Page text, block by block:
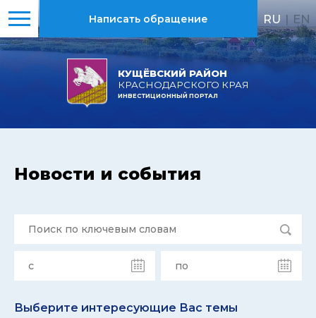
КУЩЁВСКИЙ РАЙОН
КРАСНОДАРСКОГО КРАЯ
ИНВЕСТИЦИОННЫЙ ПОРТАЛ
Написать обращение RU | EN
Новости и события
Выберите интересующие Вас темы